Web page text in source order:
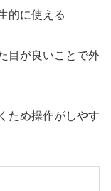
的に使える​
目が良いことで外
ため操作がしやす